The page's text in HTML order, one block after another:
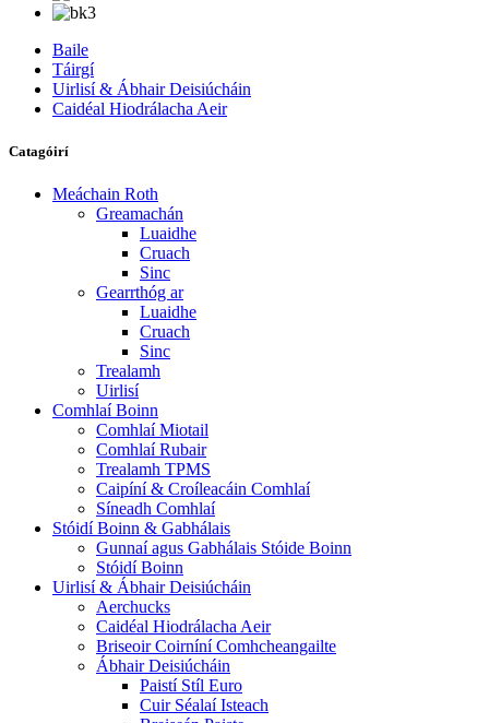
Baile
Táirgí
Uirlisí & Ábhair Deisiúcháin
Caidéal Hiodrálacha Aeir
Catagóirí
Meáchain Roth
Greamachán
Luaidhe
Cruach
Sinc
Gearrthóg ar
Luaidhe
Cruach
Sinc
Trealamh
Uirlisí
Comhlaí Boinn
Comhlaí Miotail
Comhlaí Rubair
Trealamh TPMS
Caipíní & Croíleacáin Comhlaí
Síneadh Comhlaí
Stóidí Boinn & Gabhálais
Gunnaí agus Gabhálais Stóide Boinn
Stóidí Boinn
Uirlisí & Ábhair Deisiúcháin
Aerchucks
Caidéal Hiodrálacha Aeir
Briseoir Coirníní Comhcheangailte
Ábhair Deisiúcháin
Paistí Stíl Euro
Cuir Séalaí Isteach